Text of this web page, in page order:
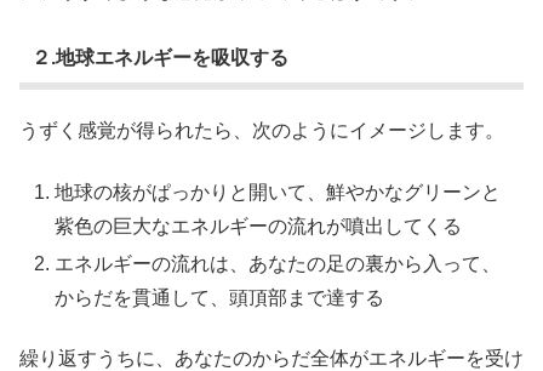
２.地球エネルギーを吸収する
うずく感覚が得られたら、次のようにイメージします。
地球の核がぱっかりと開いて、鮮やかなグリーンと
紫色の巨大なエネルギーの流れが噴出してくる
エネルギーの流れは、あなたの足の裏から入って、
からだを貫通して、頭頂部まで達する
繰り返すうちに、あなたのからだ全体がエネルギーを受け